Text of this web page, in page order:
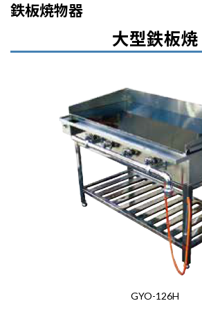
鉄板焼物器
大型鉄板焼
GYO-126H